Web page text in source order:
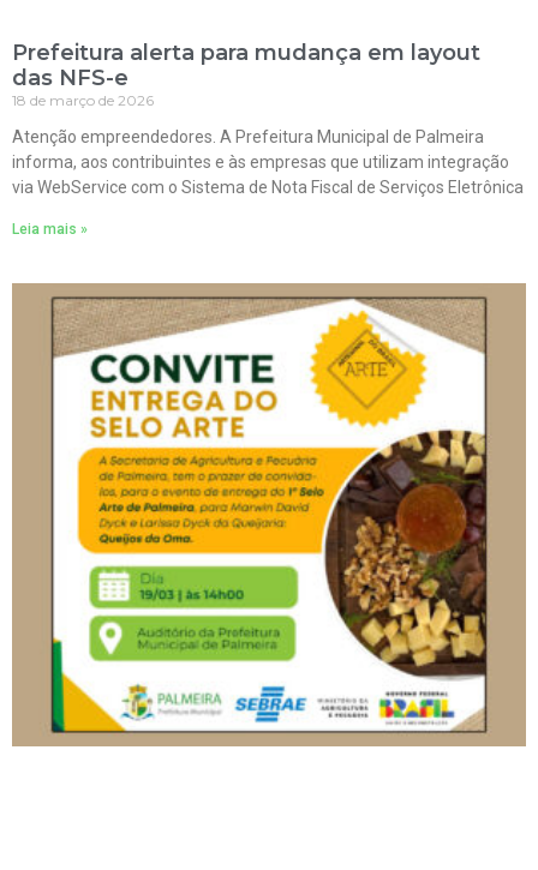
Prefeitura alerta para mudança em layout
das NFS-e
18 de março de 2026
Atenção empreendedores. A Prefeitura Municipal de Palmeira
informa, aos contribuintes e às empresas que utilizam integração
via WebService com o Sistema de Nota Fiscal de Serviços Eletrônica
Leia mais »